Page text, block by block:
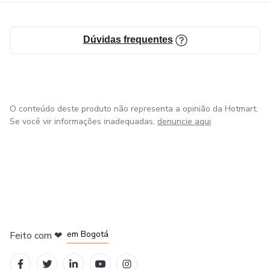
Dúvidas frequentes
O conteúdo deste produto não representa a opinião da Hotmart.
Se você vir informações inadequadas, denuncie aqui
Feito com ❤ em Bogotá